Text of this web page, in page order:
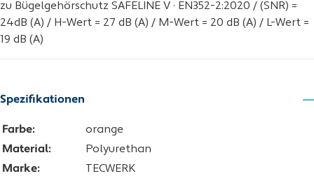
zu Bügelgehörschutz SAFELINE V · EN352-2:2020 / (SNR) =
24dB (A) / H-Wert = 27 dB (A) / M-Wert = 20 dB (A) / L-Wert =
19 dB (A)
Spezifikationen
Farbe:
orange
Material:
Polyurethan
Marke:
TECWERK